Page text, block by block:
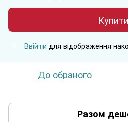
Купити
Ввійти для відображення
До обраного
Разом